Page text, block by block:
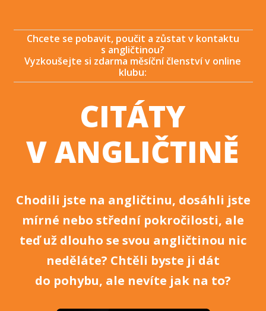
Chcete se pobavit, poučit a zůstat v kontaktu
s angličtinou?
Vyzkoušejte si zdarma měsíční členství v online
klubu:
CITÁTY
V ANGLIČTINĚ
Chodili jste na angličtinu, dosáhli jste
mírné nebo střední pokročilosti, ale
teď už dlouho se svou angličtinou nic
neděláte? Chtěli byste ji dát
do pohybu, ale nevíte jak na to?